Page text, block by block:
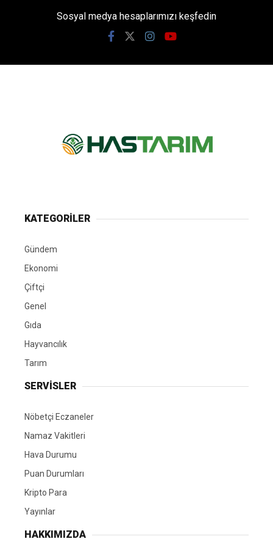
Sosyal medya hesaplarımızı keşfedin
KATEGORİLER
Gündem
Ekonomi
Çiftçi
Genel
Gıda
Hayvancılık
Tarım
SERVİSLER
Nöbetçi Eczaneler
Namaz Vakitleri
Hava Durumu
Puan Durumları
Kripto Para
Yayınlar
HAKKIMIZDA